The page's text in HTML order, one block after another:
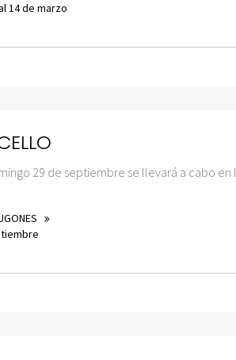
14 de marzo
29 de septiembre se llevará a cabo en